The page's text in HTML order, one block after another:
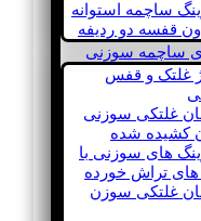
ساچمه استوانه
قفسه دو ردیفه
ساچمه سوزنی
غلتک و قفس
غلتکی سوزنی
کشیده شده
های سوزنی با
های تراش خورده
غلتکی سوزن